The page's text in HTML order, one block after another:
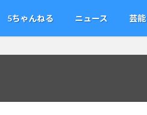
5ちゃんねる ニュース 芸能